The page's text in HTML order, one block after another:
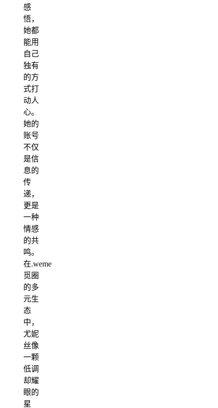
感
悟，
她都
能用
自己
独有
的方
式打
动人
心。
她的
账号
不仅
是信
息的
传
递，
更是
一种
情感
的共
鸣。
在.weme
觅圈
的多
元生
态
中，
尤妮
丝像
一颗
低调
却耀
眼的
星